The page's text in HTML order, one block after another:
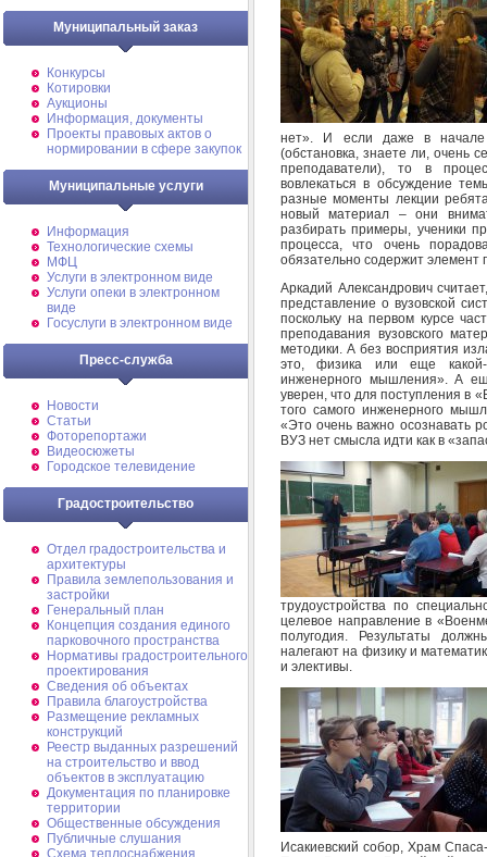
Муниципальный заказ
Конкурсы
Котировки
Аукционы
Информация, документы
Проекты правовых актов о
нормировании в сфере закупок
Муниципальные услуги
Информация
Технологические схемы
МФЦ
Услуги в электронном виде
Услуги опеки в электронном
виде
Госуслуги в электронном виде
Пресс-служба
Новости
Статьи
Фоторепортажи
Видеосюжеты
Городское телевидение
Градостроительство
Отдел градостроительства и
архитектуры
Правила землепользования и
застройки
Генеральный план
Концепция создания единого
парковочного пространства
Нормативы градостроительного
проектирования
Сведения об объектах
Правила благоустройства
Размещение рекламных
конструкций
Реестр выданных разрешений
на строительство и ввод
объектов в эксплуатацию
Документация по планировке
территории
Общественные обсуждения
Публичные слушания
Схема теплоснабжения
нет». И если даже в
(обстановка, знаете ли, очень
преподаватели), то в
вовлекаться в обсуждение
разные моменты лекции
новый материал – они
разбирать примеры, ученики
процесса, что очень
обязательно содержит элемент
Аркадий Александрович
представление о вузовской
поскольку на первом курсе
преподавания вузовского
методики. А без восприятия
это, физика или еще
инженерного мышления». А
уверен, что для поступления в
того самого инженерного
«Это очень важно осознавать
ВУЗ нет смысла идти как в
трудоустройства по
целевое направление в
полугодия. Результаты
налегают на физику и
и элективы.
Исакиевский собор, Храм